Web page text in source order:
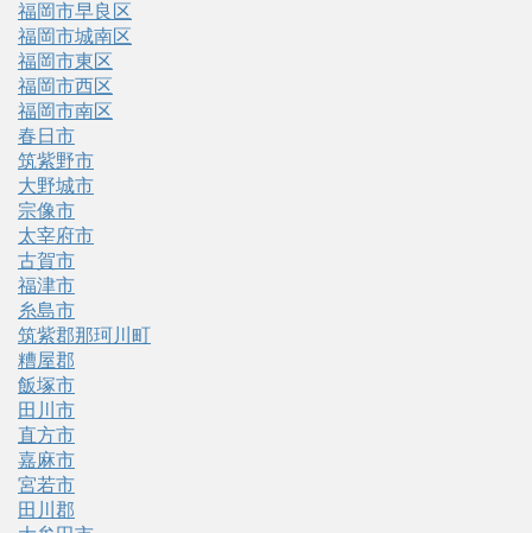
福岡市早良区
福岡市城南区
福岡市東区
福岡市西区
福岡市南区
春日市
筑紫野市
大野城市
宗像市
太宰府市
古賀市
福津市
糸島市
筑紫郡那珂川町
糟屋郡
飯塚市
田川市
直方市
嘉麻市
宮若市
田川郡